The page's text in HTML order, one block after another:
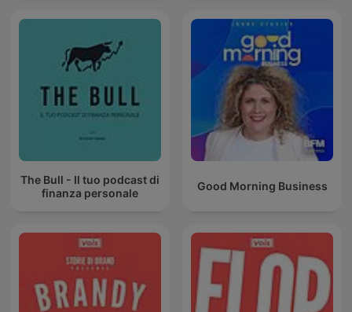
The Bull - Il tuo podcast di
finanza personale
Good Morning Business